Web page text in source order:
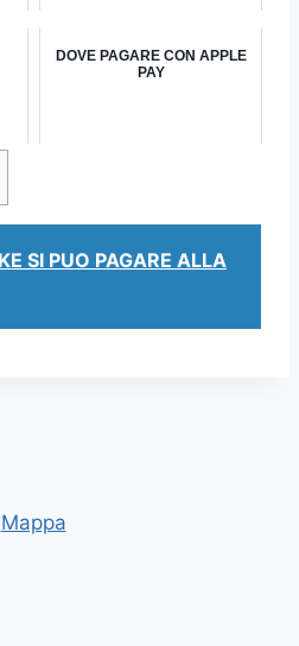
DOVE PAGARE CON APPLE
PAY
SI PUO PAGARE ALLA
Mappa